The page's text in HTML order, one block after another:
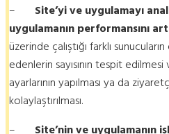
– Site’yi ve uygulamayı
uygulamanın performansını
üzerinde çalıştığı farklı
edenlerin sayısının tespit
ayarlarının yapılması ya da
kolaylaştırılması.
– Site’nin ve uygulamanın